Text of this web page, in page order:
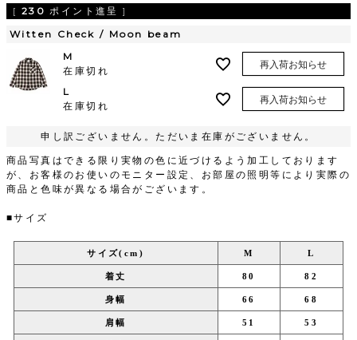
[ 230 ポイント進呈 ]
Witten Check / Moon beam
M
在庫切れ
再入荷お知らせ
L
在庫切れ
再入荷お知らせ
申し訳ございません。ただいま在庫がございません。
商品写真はできる限り実物の色に近づけるよう加工しております
が、お客様のお使いのモニター設定、お部屋の照明等により実際の
商品と色味が異なる場合がございます。
■サイズ
サイズ(cm) M L
着丈 80 82
身幅 66 68
肩幅 51 53